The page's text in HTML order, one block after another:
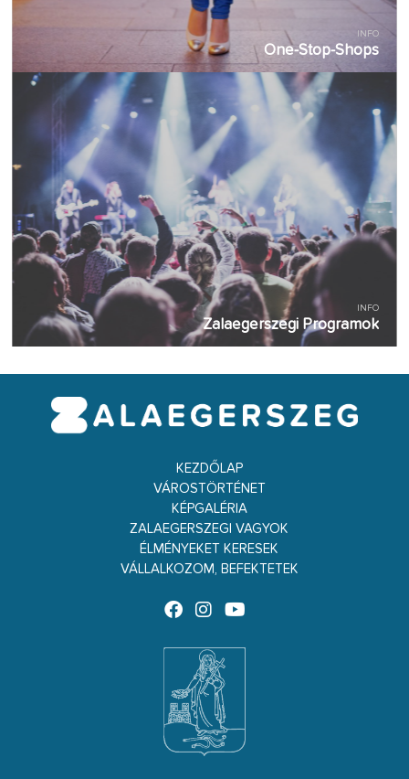
INFO
One-Stop-Shops
INFO
Zalaegerszegi Programok
KEZDŐLAP
VÁROSTÖRTÉNET
KÉPGALÉRIA
ZALAEGERSZEGI VAGYOK
ÉLMÉNYEKET KERESEK
VÁLLALKOZOM, BEFEKTETEK